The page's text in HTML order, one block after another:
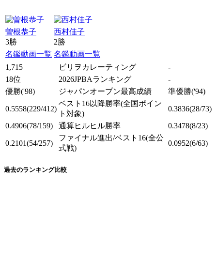
曽根恭子
3勝
西村佳子
2勝
名鑑動画一覧 名鑑動画一覧
1,715
ビリヲカレーティング
-
18位
2026JPBAランキング
-
優勝('98) ジャパンオープン最高成績 準優勝('94)
0.5558(229/412)
ベスト16以降勝率(全国ポイン
ト対象)
0.3836(28/73)
0.4906(78/159) 通算ヒルヒル勝率 0.3478(8/23)
0.2101(54/257)
ファイナル進出/ベスト16(全公
式戦)
0.0952(6/63)
過去のランキング比較